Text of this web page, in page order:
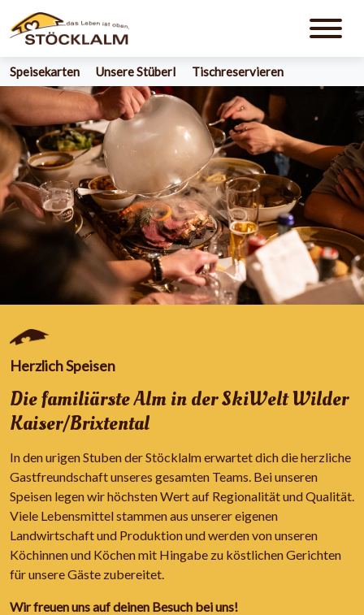
Kontakt & Anfahrt
Karriere
Speisekarten Unsere Stüberl Tischreservieren
Herzlich Speisen
Die familiärste Alm in der SkiWelt Wilder
Kaiser/Brixtental
In den urigen Stuben der Stöcklalm erwartet dich die herzliche
Gastfreundschaft unseres gesamten Teams. Bei unseren
Speisen legen wir höchsten Wert auf Regionalität und Qualität.
Viele Lebensmittel stammen aus unserer eigenen
Landwirtschaft und Produktion und werden von unseren
Köchinnen und Köchen mit Hingabe zu köstlichen Gerichten
für unsere Gäste zubereitet.
Wir freuen uns auf deinen Besuch bei uns!